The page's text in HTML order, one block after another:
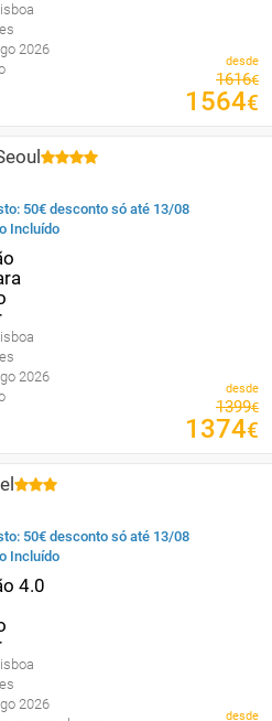
2026
desde
1616€
1564€
50€ desconto só até 13/08
Incluído
2026
desde
1399€
1374€
50€ desconto só até 13/08
Incluído
2026
desde